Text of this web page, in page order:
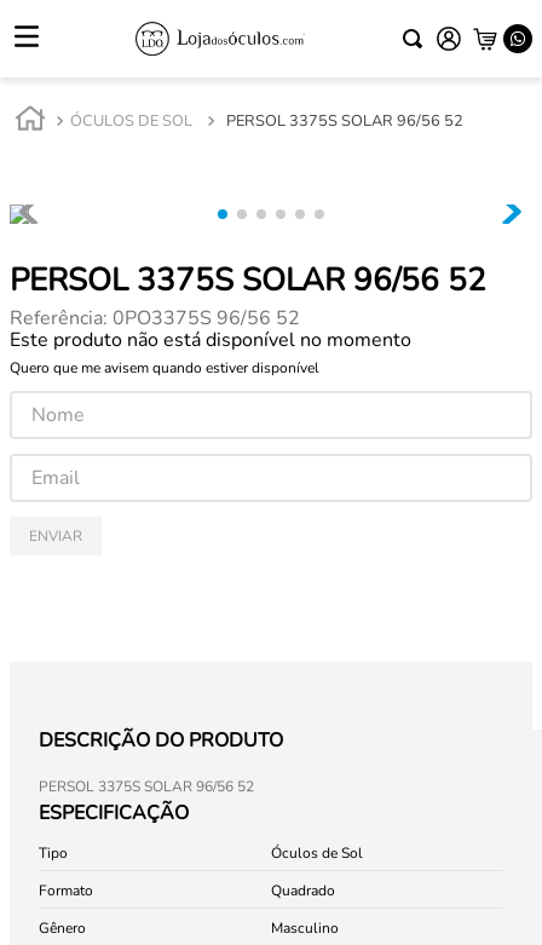
ÓCULOS DE SOL PERSOL 3375S SOLAR 96/56 52
PERSOL 3375S SOLAR 96/56 52
Referência: 0PO3375S 96/56 52
Este produto não está disponível no momento
Quero que me avisem quando estiver disponível
ENVIAR
DESCRIÇÃO DO PRODUTO
PERSOL 3375S SOLAR 96/56 52
ESPECIFICAÇÃO
Tipo
Óculos de Sol
Formato
Quadrado
Gênero
Masculino